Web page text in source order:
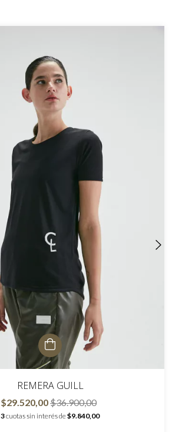
REMERA GUILL
$29.520,00$36.900,00
3cuotas sin interés de$9.840,00